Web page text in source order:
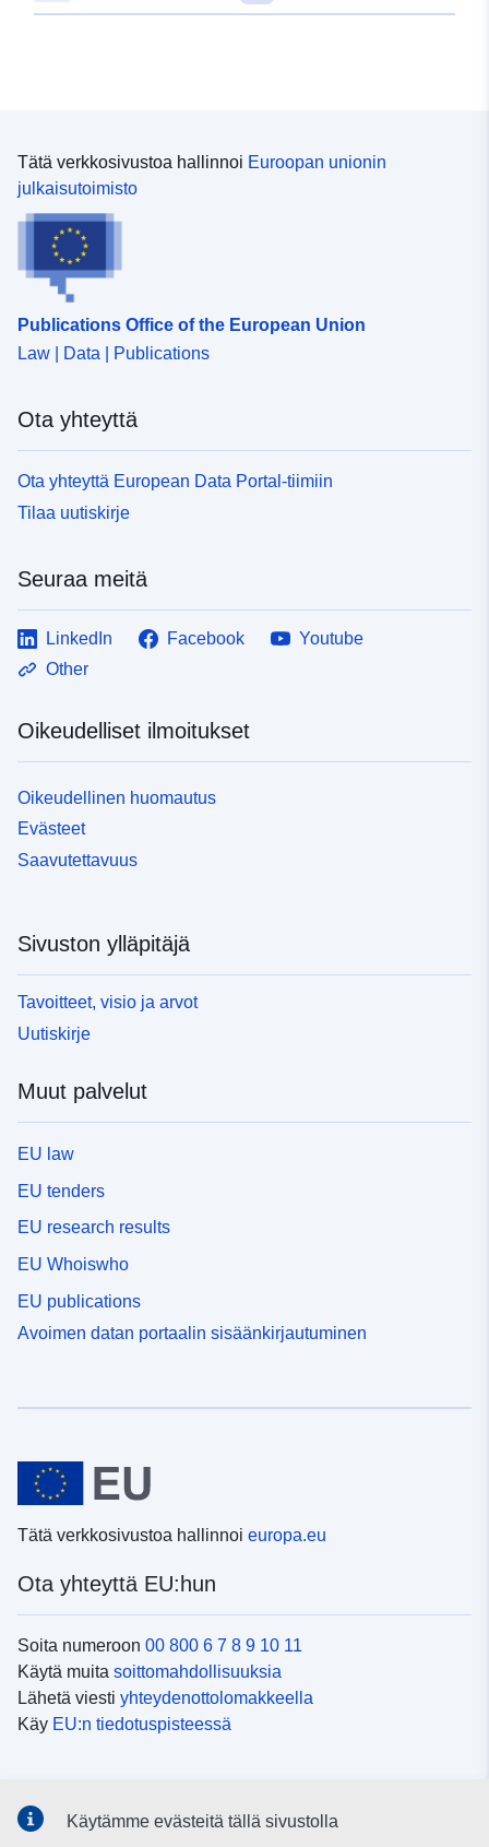
Tätä verkkosivustoa hallinnoi Euroopan unionin
julkaisutoimisto
Publications Office of the European Union
Law | Data | Publications
Ota yhteyttä
Ota yhteyttä European Data Portal-tiimiin
Tilaa uutiskirje
Seuraa meitä
LinkedIn Facebook
Youtube
Other
Oikeudelliset ilmoitukset
Oikeudellinen huomautus
Evästeet
Saavutettavuus
Sivuston ylläpitäjä
Tavoitteet, visio ja arvot
Uutiskirje
Muut palvelut
EU law
EU tenders
EU research results
EU Whoiswho
EU publications
Avoimen datan portaalin sisäänkirjautuminen
Tätä verkkosivustoa hallinnoi europa.eu
Ota yhteyttä EU:hun
Soita numeroon 00 800 6 7 8 9 10 11
Käytä muita soittomahdollisuuksia
Lähetä viesti yhteydenottolomakkeella
Käy EU:n tiedotuspisteessä
Käytämme evästeitä tällä sivustolla